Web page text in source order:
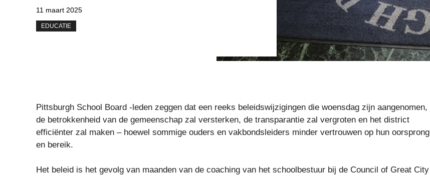
11 maart 2025
EDUCATIE
Pittsburgh School Board -leden zeggen dat een reeks beleidswijzigingen die woensdag zijn aangenomen,
de betrokkenheid van de gemeenschap zal versterken, de transparantie zal vergroten en het district
efficiënter zal maken – hoewel sommige ouders en vakbondsleiders minder vertrouwen op hun oorsprong
en bereik.
Het beleid is het gevolg van maanden van de coaching van het schoolbestuur bij de Council of Great City